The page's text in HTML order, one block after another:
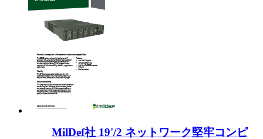
MilDef社 19'/2 ネットワーク堅牢コンピ